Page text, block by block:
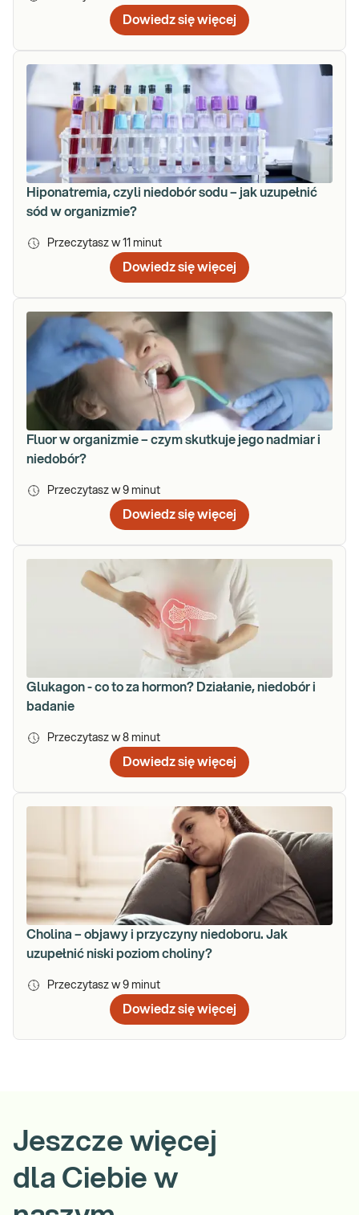
Dowiedz się więcej
Hiponatremia, czyli niedobór sodu – jak uzupełnić
sód w organizmie?
Przeczytasz w 11 minut
Dowiedz się więcej
Fluor w organizmie – czym skutkuje jego nadmiar i
niedobór?
Przeczytasz w 9 minut
Dowiedz się więcej
Glukagon - co to za hormon? Działanie, niedobór i
badanie
Przeczytasz w 8 minut
Dowiedz się więcej
Cholina – objawy i przyczyny niedoboru. Jak
uzupełnić niski poziom choliny?
Przeczytasz w 9 minut
Dowiedz się więcej
Jeszcze więcej
dla Ciebie w